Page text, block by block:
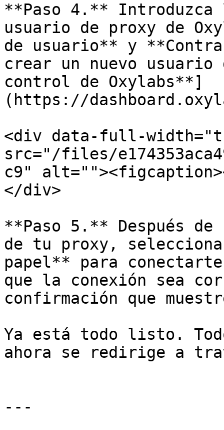
**Paso 4.**
usuario de proxy de
de usuario** y
crear un nuevo
control de Oxylabs**]
(https://
<div data-full-
src="/files/
c9"
</div>
**Paso 5.** Después
de tu proxy,
papel** para
que la conexión sea
confirmación que
Ya está todo listo.
ahora se redirige a
---